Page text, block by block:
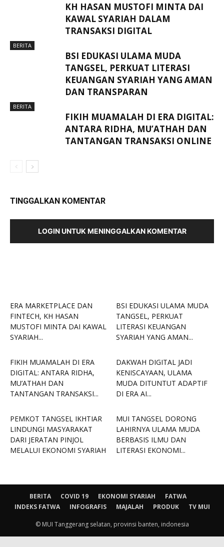
KH HASAN MUSTOFI MINTA DAI
KAWAL SYARIAH DALAM
TRANSAKSI DIGITAL
BERITA
BSI EDUKASI ULAMA MUDA
TANGSEL, PERKUAT LITERASI
KEUANGAN SYARIAH YANG AMAN
DAN TRANSPARAN
BERITA
FIKIH MUAMALAH DI ERA DIGITAL:
ANTARA RIDHA, MU’ATHAH DAN
TANTANGAN TRANSAKSI ONLINE
TINGGALKAN KOMENTAR
LOGIN UNTUK MENINGGALKAN KOMENTAR
ERA MARKETPLACE DAN
FINTECH, KH HASAN
MUSTOFI MINTA DAI KAWAL
SYARIAH...
BSI EDUKASI ULAMA MUDA
TANGSEL, PERKUAT
LITERASI KEUANGAN
SYARIAH YANG AMAN...
FIKIH MUAMALAH DI ERA
DIGITAL: ANTARA RIDHA,
MU’ATHAH DAN
TANTANGAN TRANSAKSI...
DAKWAH DIGITAL JADI
KENISCAYAAN, ULAMA
MUDA DITUNTUT ADAPTIF
DI ERA AI...
PEMKOT TANGSEL IKHTIAR
LINDUNGI MASYARAKAT
DARI JERATAN PINJOL
MELALUI EKONOMI SYARIAH
MUI TANGSEL DORONG
LAHIRNYA ULAMA MUDA
BERBASIS ILMU DAN
LITERASI EKONOMI...
BERITA COVID 19 EKONOMI SYARIAH
FATWA
INDEKS FATWA
INFOGRAFIS MAJALAH PRODUK TV MUI
© MUI Tanggerang selatan, provinsi banten, indonesia